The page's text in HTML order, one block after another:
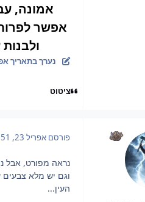
אמונה,
אפשר
נערך בתאריך
ציטוט
פורסם אפריל 23, 2025 1 שנה
נראה מפורט, אבל
וגם יש מלא
העין...